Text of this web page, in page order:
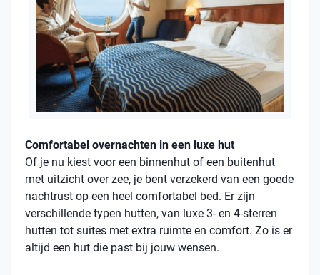
Comfortabel overnachten in een luxe hut
Of je nu kiest voor een binnenhut of een buitenhut
met uitzicht over zee, je bent verzekerd van een goede
nachtrust op een heel comfortabel bed. Er zijn
verschillende typen hutten, van luxe 3- en 4-sterren
hutten tot suites met extra ruimte en comfort. Zo is er
altijd een hut die past bij jouw wensen.